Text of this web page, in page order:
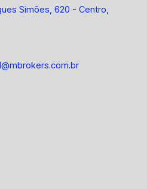
Simões, 620 - Centro,